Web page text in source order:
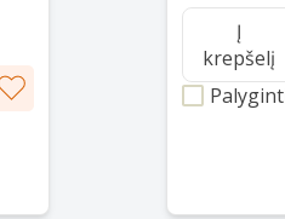
Į
krepšelį